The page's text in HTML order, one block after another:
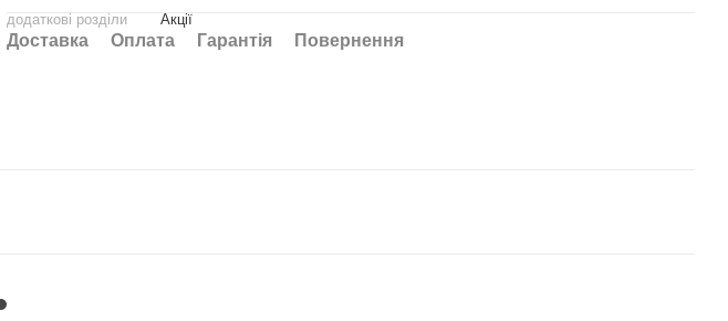
додаткові розділи
Акції
Доставка Оплата Гарантія Повернення